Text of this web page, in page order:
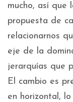
mucho, así que
propuesta de
relacionarnos
eje de la
jerarquías que
El cambio es
en horizontal,